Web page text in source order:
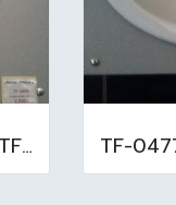
อ่างล้างหน้าใต้เคาน์เตอร์ TF-0458 สีขาว